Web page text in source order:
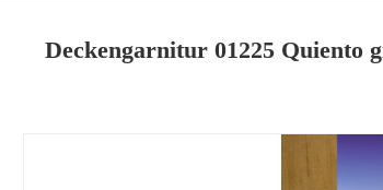
Deckengarnitur 01225 Quiento